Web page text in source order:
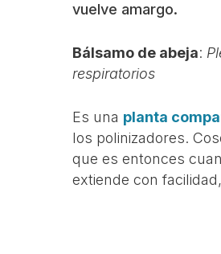
vuelve amargo.
Bálsamo de abeja:
respiratorios
Es una planta
los polinizadores.
que es entonces
extiende con